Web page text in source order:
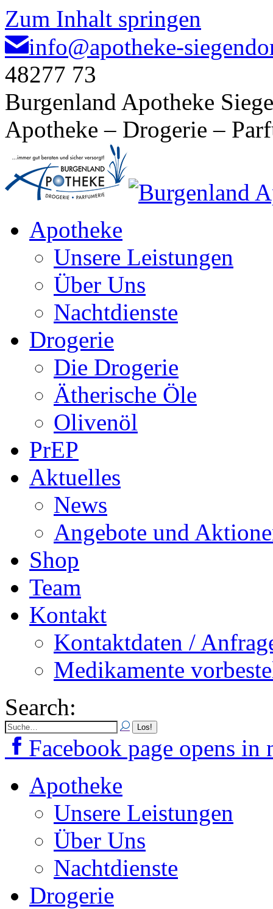
Zum Inhalt springen
info@apotheke-
48277 73
Burgenland Apotheke
Apotheke – Drogerie –
Apotheke
Unsere Leistungen
Über Uns
Nachtdienste
Drogerie
Die Drogerie
Ätherische Öle
Olivenöl
PrEP
Aktuelles
News
Angebote und
Shop
Team
Kontakt
Kontaktdaten /
Medikamente
Search:
Facebook page opens
Apotheke
Unsere Leistungen
Über Uns
Nachtdienste
Drogerie